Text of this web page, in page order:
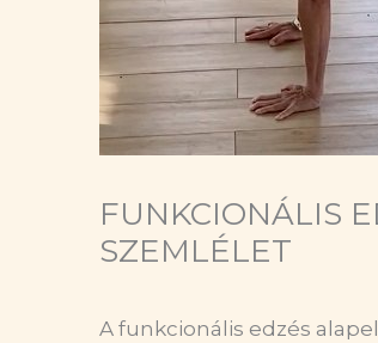
FUNKCIONÁLIS
SZEMLÉLET
A funkcionális edzés